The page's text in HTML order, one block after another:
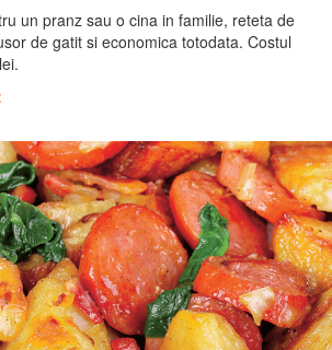
un pranz sau o cina in familie, reteta de
de gatit si economica totodata. Costul